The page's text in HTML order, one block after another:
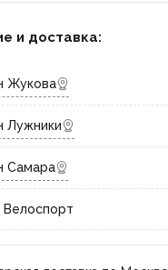
и доставка:
Жукова
Лужники
Самара